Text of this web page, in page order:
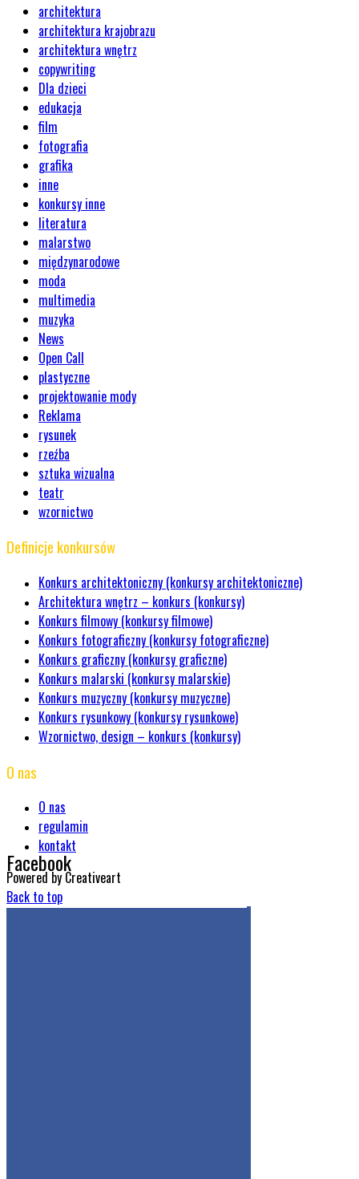
architektura
architektura krajobrazu
architektura wnętrz
copywriting
Dla dzieci
edukacja
film
fotografia
grafika
inne
konkursy inne
literatura
malarstwo
międzynarodowe
moda
multimedia
muzyka
News
Open Call
plastyczne
projektowanie mody
Reklama
rysunek
rzeźba
sztuka wizualna
teatr
wzornictwo
Definicje konkursów
Konkurs architektoniczny (konkursy architektoniczne)
Architektura wnętrz – konkurs (konkursy)
Konkurs filmowy (konkursy filmowe)
Konkurs fotograficzny (konkursy fotograficzne)
Konkurs graficzny (konkursy graficzne)
Konkurs malarski (konkursy malarskie)
Konkurs muzyczny (konkursy muzyczne)
Konkurs rysunkowy (konkursy rysunkowe)
Wzornictwo, design – konkurs (konkursy)
O nas
O nas
regulamin
kontakt
Powered by Creativeart
Back to top
Facebook
Get the Facebook Likebox Slider Pro for WordPress